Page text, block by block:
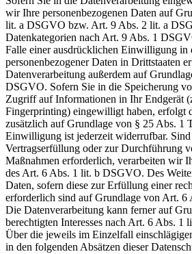
wir Ihre personenbezogenen Daten auf
lit. a DSGVO bzw. Art. 9 Abs. 2 lit. a
Datenkategorien nach Art. 9 Abs. 1
Falle einer ausdrücklichen Einwilligung in
personenbezogener Daten in Drittstaaten
Datenverarbeitung außerdem auf
DSGVO. Sofern Sie in die Speicherung
Zugriff auf Informationen in Ihr Endgerät
Fingerprinting) eingewilligt haben, erfolgt
zusätzlich auf Grundlage von § 25 Abs. 1
Einwilligung ist jederzeit widerrufbar.
Vertragserfüllung oder zur Durchführung
Maßnahmen erforderlich, verarbeiten wir
des Art. 6 Abs. 1 lit. b DSGVO. Des
Daten, sofern diese zur Erfüllung einer
erforderlich sind auf Grundlage von Art.
Die Datenverarbeitung kann ferner auf
berechtigten Interesses nach Art. 6 Abs.
Über die jeweils im Einzelfall
in den folgenden Absätzen dieser